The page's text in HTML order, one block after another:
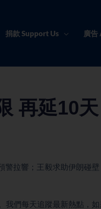
捐款 Support Us 廣
再延10天
警拉響；王毅求助伊朗碰
我們每天追蹤最新熱點，如